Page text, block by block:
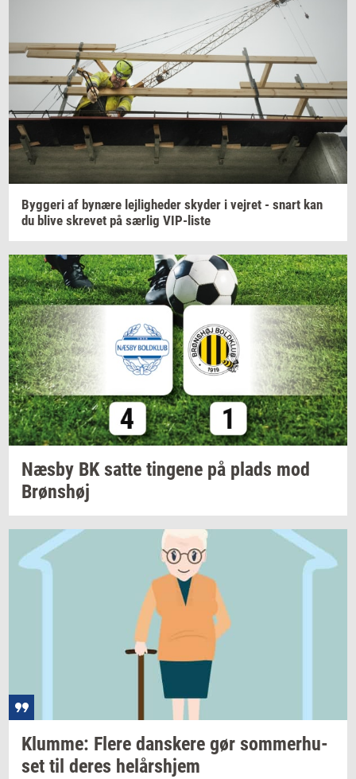
Byg­ge­ri af by­næ­re lej­lig­he­der sky­der i vej­ret - snart kan
du blive skre­vet på sær­lig VIP-​liste
Næsby BK satte tin­ge­ne på plads mod
Brøns­høj
Klum­me: Flere dan­ske­re gør som­mer­hu­
set til deres helårs­hjem